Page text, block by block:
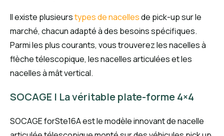
Il existe plusieurstypes de nacellesde pick-up sur le
marché, chacun adapté à des besoins spécifiques.
Parmi les plus courants, vous trouverez les nacelles à
flèche télescopique, les nacelles articulées et les
nacelles à mât vertical.
SOCAGE | La véritable plate-forme 4×4
SOCAGE forSte16A est le modèle innovant de nacelle